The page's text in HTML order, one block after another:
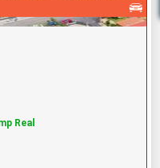
Real